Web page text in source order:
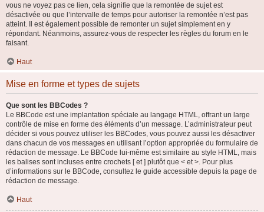
vous ne voyez pas ce lien, cela signifie que la remontée de sujet est
désactivée ou que l’intervalle de temps pour autoriser la remontée n’est pas
atteint. Il est également possible de remonter un sujet simplement en y
répondant. Néanmoins, assurez-vous de respecter les règles du forum en le
faisant.
Haut
Mise en forme et types de sujets
Que sont les BBCodes ?
Le BBCode est une implantation spéciale au langage HTML, offrant un large
contrôle de mise en forme des éléments d’un message. L’administrateur peut
décider si vous pouvez utiliser les BBCodes, vous pouvez aussi les désactiver
dans chacun de vos messages en utilisant l’option appropriée du formulaire de
rédaction de message. Le BBCode lui-même est similaire au style HTML, mais
les balises sont incluses entre crochets [ et ] plutôt que < et >. Pour plus
d’informations sur le BBCode, consultez le guide accessible depuis la page de
rédaction de message.
Haut